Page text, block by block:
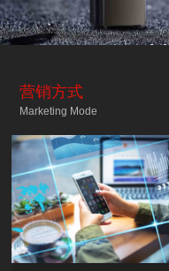
营销方式
Marketing Mode